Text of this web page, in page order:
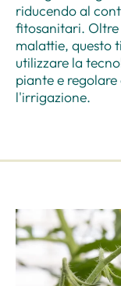
riducendo al
fitosanitari. Oltre
malattie, questo
utilizzare la
piante e
l'irrigazione.